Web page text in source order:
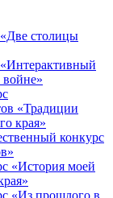
столицы
«Традиции
края»
конкурс
«История моей
«Из прошлого в